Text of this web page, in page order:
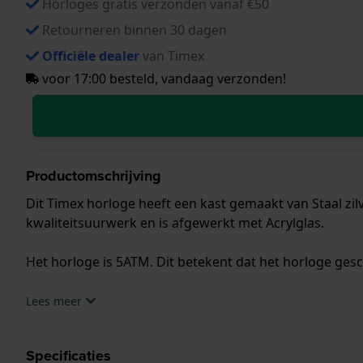
Horloges gratis verzonden vanaf €50
Retourneren binnen 30 dagen
Officiële dealervan Timex
voor 17:00 besteld, vandaag verzonden!
Productomschrijving
Dit Timex horloge heeft een kast gemaakt van Staal
kwaliteitsuurwerk en is afgewerkt met Acrylglas.
Het horloge is 5ATM. Dit betekent dat het horloge
.Lees meer
Specificaties